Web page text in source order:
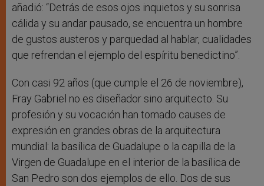
añadió: “Detrás de esos ojos inquietos y su sonrisa
cálida y su andar pausado, se encuentra un hombre
de gustos austeros y parquedad al hablar, cualidades
que refrendan el ejemplo del espíritu benedictino”.
Con casi 92 años (que cumple el 26 de noviembre),
Fray Gabriel no es diseñador sino arquitecto. Su
profesión y su vocación han tomado causes de
expresión en grandes obras de la arquitectura
mundial: la basílica de Guadalupe o la capilla de la
Virgen de Guadalupe en el interior de la basílica de
San Pedro son dos ejemplos de ello. Dos de sus